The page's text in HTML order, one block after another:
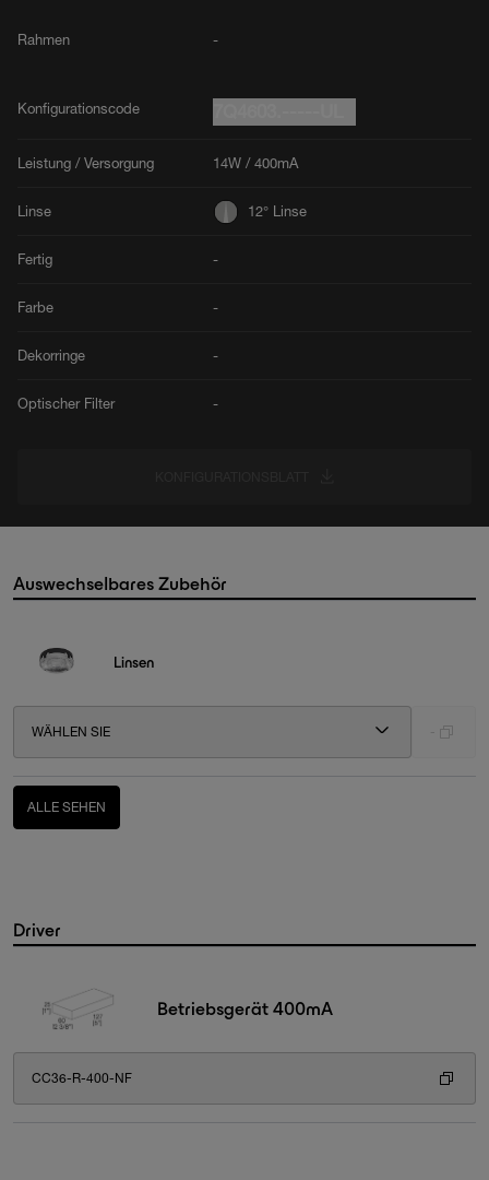
Rahmen -
Konfigurationscode
Leistung / Versorgung 14W / 400mA
Linse 12° Linse
Fertig -
Farbe -
Dekorringe -
Optischer Filter -
Auswechselbares Zubehör
Linsen
WÄHLEN SIE
ALLE SEHEN
Driver
Betriebsgerät 400mA
CC36-R-400-NF